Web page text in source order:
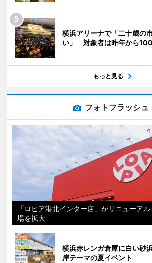
横浜アリーナで「二十歳の
い」 対象者は昨年から
もっと見る
フォトフラッシュ
「ロピア港北インター店」がリニューア
場を拡大
横浜赤レンガ倉庫に白い
岸テーマの夏イベント